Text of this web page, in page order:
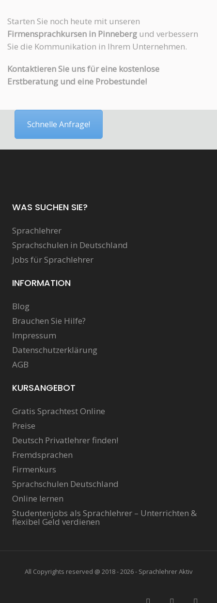
Starten Sie noch heute mit unseren
Firmensprachkursen in Pinneberg und verbessern
Sie die Kommunikation in Ihrem Unternehmen.
Kontaktieren Sie uns für eine kostenlose
Erstberatung und eine Probestunde!
Schnelle Anfrage!
WAS SUCHEN SIE?
Sprachlehrer
Sprachschulen in Deutschland
Jobs für Sprachlehrer
INFORMATION
Blog
Brauchen Sie Hilfe?
Impressum
Datenschutzerklärung
AGB
KURSANGEBOT
Gratis Sprachtest Online
Preise
Deutsch Privatlehrer finden!
Fremdsprachen
Firmenkurs
Sprachschulen Deutschland
Online lernen
Studentenjobs als Sprachlehrer – Unterrichten &
flexibel Geld verdienen
All Copyrights reserved @ 2018 - 2026 - Sprachlehrer Aktiv